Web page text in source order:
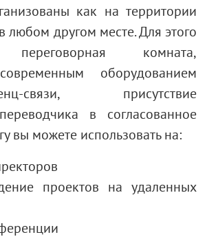
как на территории
любом другом месте. Для этого
переговорная комната,
оборудованием
связи, присутствие
в согласованное
вы можете использовать на:
проектов на удаленных